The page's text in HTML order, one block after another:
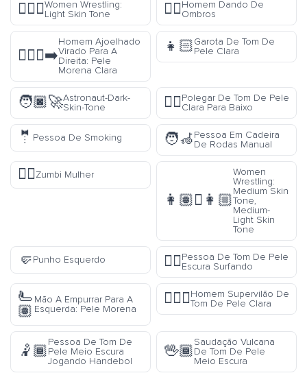
🤼🏻‍♀️Women Wrestling:
Light Skin Tone
🤷‍♂️Homem Dando De
Ombros
🧎🏼‍♂️‍➡️
Homem Ajoelhado
Virado Para A
Direita: Pele
Morena Clara
👧🏻Garota De Tom De
Pele Clara
🧑🏿‍🚀Astronaut-Dark-
Skin-Tone
👎🏻Polegar De Tom De Pele
Clara Para Baixo
🤵 Pessoa De Smoking 🧑‍🦽Pessoa Em Cadeira
De Rodas Manual
🧟‍♀️Zumbi Mulher
👩🏽‍🫯‍👩🏼
Women
Wrestling:
Medium Skin
Tone,
Medium-
Light Skin
Tone
🤛Punho Esquerdo 🏄🏿Pessoa De Tom De Pele
Escura Surfando
🫷
🏽
Mão A Empurrar Para A
Esquerda: Pele Morena
🦹🏻‍♂️Homem Supervilão De
Tom De Pele Clara
🤾🏾
Pessoa De Tom De
Pele Meio Escura
Jogando Handebol
🖖🏾
Saudação Vulcana
De Tom De Pele
Meio Escura